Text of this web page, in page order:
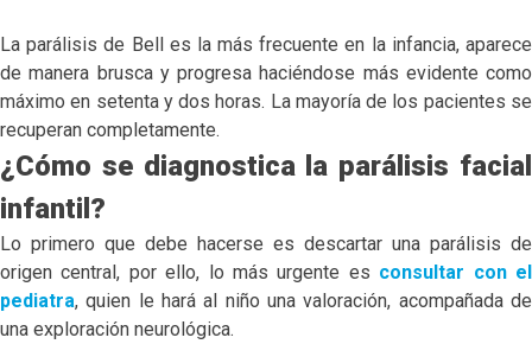
La parálisis de Bell es la más frecuente en la infancia, aparece
de manera brusca y progresa haciéndose más evidente como
máximo en setenta y dos horas. La mayoría de los pacientes se
recuperan completamente.
¿Cómo se diagnostica la parálisis facial
infantil?
Lo primero que debe hacerse es descartar una parálisis de
origen central, por ello, lo más urgente es consultar con el
pediatra, quien le hará al niño una valoración, acompañada de
una exploración neurológica.